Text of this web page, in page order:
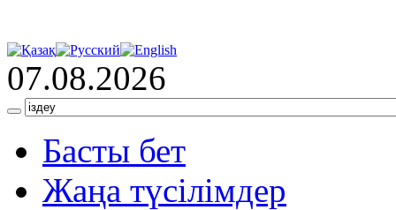
07.08.2026
Басты бет
Жаңа түсілімдер